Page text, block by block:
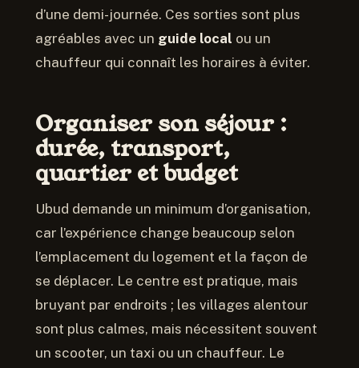
d’une demi-journée. Ces sorties sont plus
agréables avec un guide local ou un
chauffeur qui connaît les horaires à éviter.
Organiser son séjour :
durée, transport,
quartier et budget
Ubud demande un minimum d’organisation,
car l’expérience change beaucoup selon
l’emplacement du logement et la façon de
se déplacer. Le centre est pratique, mais
bruyant par endroits ; les villages alentour
sont plus calmes, mais nécessitent souvent
un scooter, un taxi ou un chauffeur. Le